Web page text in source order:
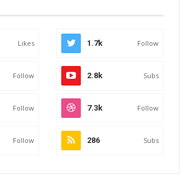
Likes 1.7k Follow
Follow 2.8k Subs
Follow 7.3k Follow
Follow 286 Subs